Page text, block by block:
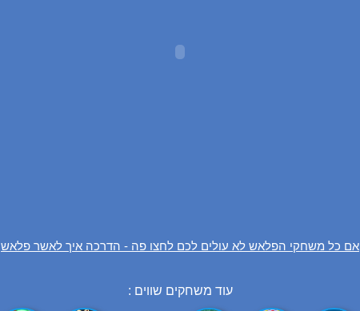
אם כל משחקי הפלאש לא עולים לכם לחצו פה - הדרכה איך לאשר פלאש
עוד משחקים שווים :